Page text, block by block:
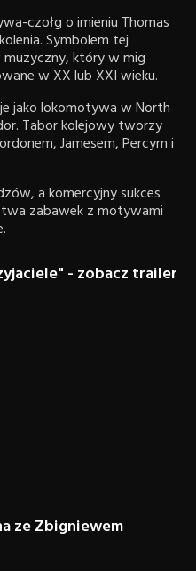
czołg o imieniu Thomas
Symbolem tej
który w mig
w XX lub XXI wieku.
jako lokomotywa w North
Tabor kolejowy tworzy
Jamesem, Percym i
a komercyjny sukces
zabawek z motywami
- zobacz trailer
ze Zbigniewem